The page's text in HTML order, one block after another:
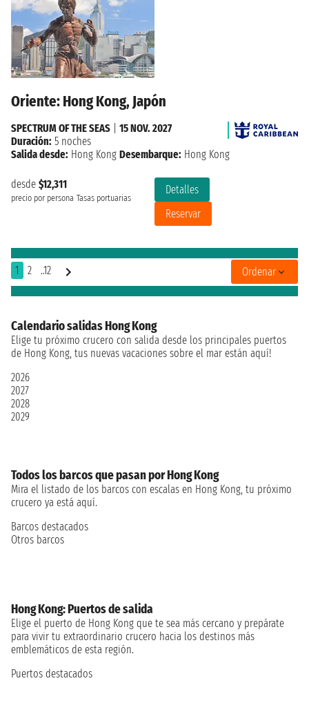
Oriente: Hong Kong, Japón
desde $12,311
precio por persona Tasas portuarias
Detalles
Reservar
SPECTRUM OF THE SEAS
15 NOV. 2027
Duración: 5 noches
Salida desde: Hong Kong Desembarque: Hong Kong
1 2 ..12 Ordenar
Calendario salidas Hong Kong
Elige tu próximo crucero con salida desde los principales puertos
de Hong Kong, tus nuevas vacaciones sobre el mar están aquí!
2026
2027
2028
2029
Todos los barcos que pasan por Hong Kong
Mira el listado de los barcos con escalas en Hong Kong, tu próximo
crucero ya está aquí.
Barcos destacados
Otros barcos
Hong Kong: Puertos de salida
Elige el puerto de Hong Kong que te sea más cercano y prepárate
para vivir tu extraordinario crucero hacia los destinos más
emblemáticos de esta región.
Puertos destacados